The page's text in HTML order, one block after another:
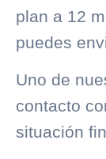
plan a 12
puedes
Uno de
contacto
situación